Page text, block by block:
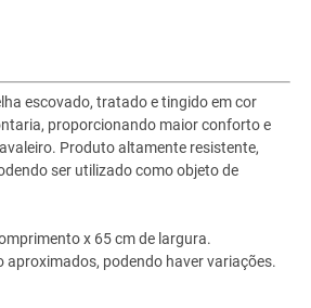
escovado, tratado e tingido em cor
proporcionando maior conforto e
Produto altamente resistente,
ser utilizado como objeto de
x 65 cm de largura.
aproximados, podendo haver variações.